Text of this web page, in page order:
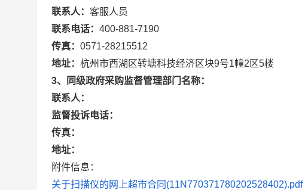
联系人： 客服人员
联系电话： 400-881-7190
传真： 0571-28215512
地址： 杭州市西湖区转塘科技经济区块9号1幢2区5楼
3、同级政府采购监督管理部门名称：
联系人：
监督投诉电话：
传真：
地址：
附件信息：
关于扫描仪的网上超市合同(11N770371780202528402).pdf